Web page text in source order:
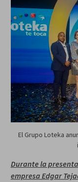
El Grupo Loteka
Durante la
empresa Edgar